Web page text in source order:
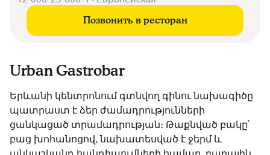
Позвонить в ресторан
Urban Gastrobar
Երևանի կենտրոնում գտնվող գինու նախագիծը
պատրաստ է ձեր ժամադրությունների
ցանկացած տրամադրության։ Թաքնված բակը՝
բաց խոհանոցով, նախատեսված է ջերմ և